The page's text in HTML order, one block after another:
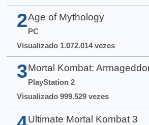
2 Age of Mythology
PC
Visualizado 1.072.014 vezes
3 Mortal Kombat:
PlayStation 2
Visualizado 999.529 vezes
Ultimate Mortal Kombat 3